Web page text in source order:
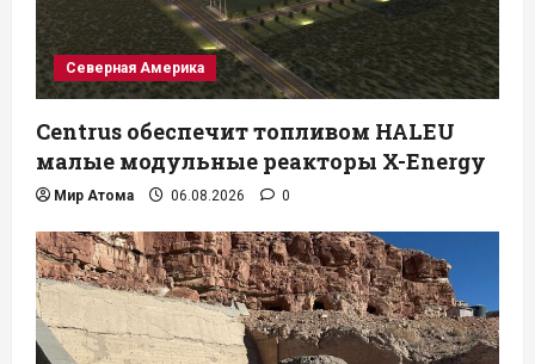
Северная Америка
Centrus обеспечит топливом HALEU
малые модульные реакторы X-Energy
Мир Атома 06.08.2026 0